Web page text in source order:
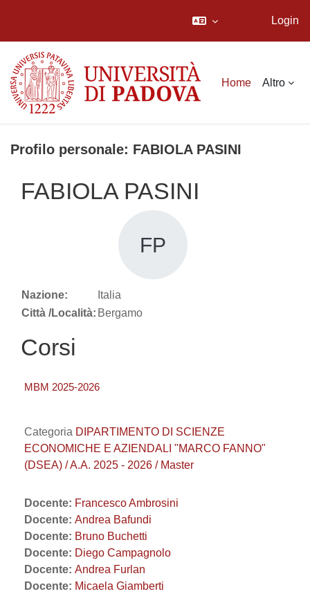
Login
Home Altro
Profilo personale: FABIOLA PASINI
FABIOLA PASINI
FP
Nazione:
Italia
Città /Località: Bergamo
Corsi
MBM 2025-2026
Categoria DIPARTIMENTO DI SCIENZE
ECONOMICHE E AZIENDALI "MARCO FANNO"
(DSEA) / A.A. 2025 - 2026 / Master
Docente: Francesco Ambrosini
Docente: Andrea Bafundi
Docente: Bruno Buchetti
Docente: Diego Campagnolo
Docente: Andrea Furlan
Docente: Micaela Giamberti